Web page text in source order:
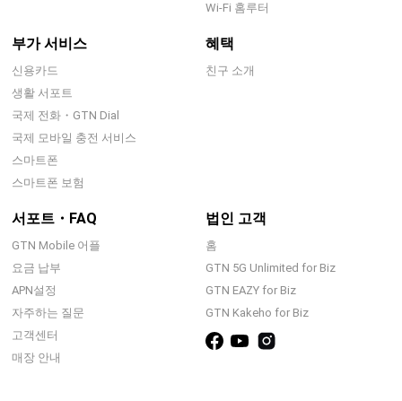
Wi-Fi 홈루터
부가 서비스
신용카드
생활 서포트
국제 전화・GTN Dial
국제 모바일 충전 서비스
스마트폰
스마트폰 보험
혜택
친구 소개
서포트・FAQ
GTN Mobile 어플
요금 납부
APN설정
자주하는 질문
고객센터
매장 안내
법인 고객
홈
GTN 5G Unlimited for Biz
GTN EAZY for Biz
GTN Kakeho for Biz